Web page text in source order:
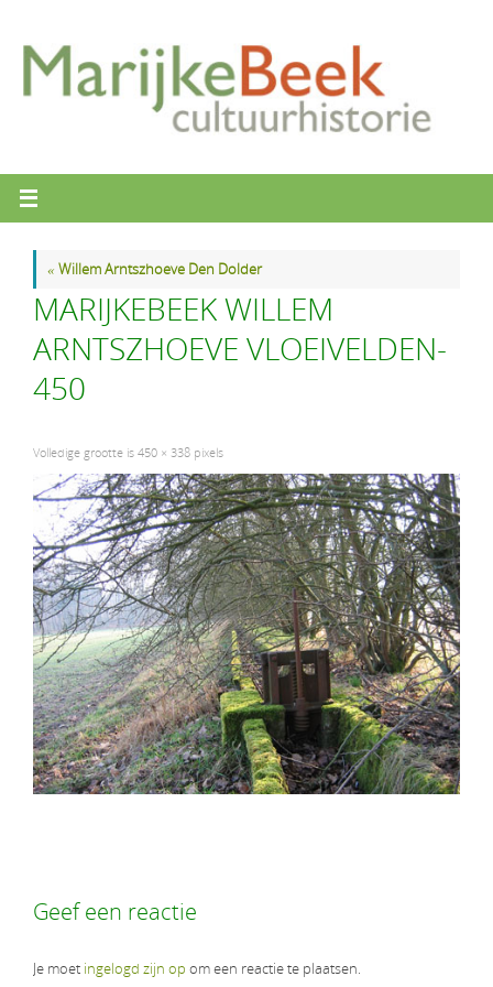
inhoud
«Willem Arntszhoeve Den Dolder
MARIJKEBEEK WILLEM
ARNTSZHOEVE VLOEIVELDEN-
450
Volledige grootte is 450 × 338 pixels
Geef een reactie
Je moet ingelogd zijn op om een reactie te plaatsen.